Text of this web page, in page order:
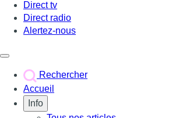
Direct tv
Direct radio
Alertez-nous
Rechercher
Accueil
Info